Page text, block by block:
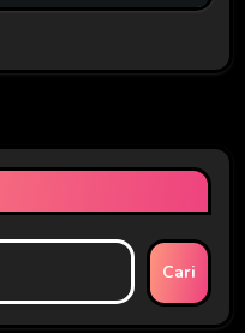
Cari